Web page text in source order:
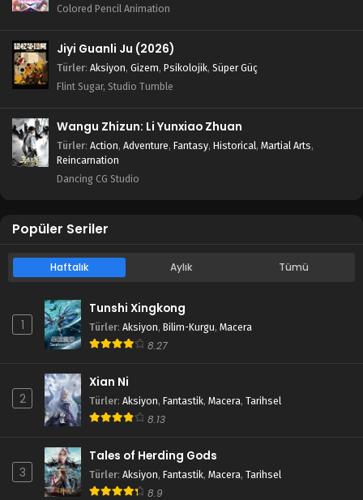
Colored Pencil Animation
Jiyi Guanli Ju (2026)
Türler: Aksiyon, Gizem, Psikolojik, Süper Güç
Flint Sugar, Studio Tumble
Wangu Zhizun: Li Yunxiao Zhuan
Türler: Action, Adventure, Fantasy, Historical, Martial Arts,
Reincarnation
Dancing CG Studio
Popüler Seriler
Haftalık Aylık Tümü
1
Tunshi Xingkong
Türler: Aksiyon, Bilim-Kurgu, Macera
8.27
2
Xian Ni
Türler: Aksiyon, Fantastik, Macera, Tarihsel
8.13
3
Tales of Herding Gods
Türler: Aksiyon, Fantastik, Macera, Tarihsel
8.9